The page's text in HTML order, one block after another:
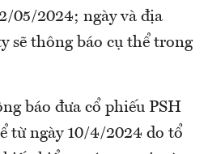
05/2024; ngày và địa
sẽ thông báo cụ thể trong
báo đưa cổ phiếu PSH
từ ngày 10/4/2024 do tổ